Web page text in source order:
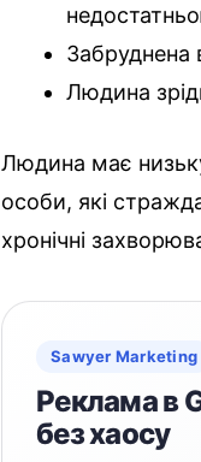
Забруднена
Людина
Людина має
особи, які
хронічні
Sawyer Marketing
Реклама в
без хаосу